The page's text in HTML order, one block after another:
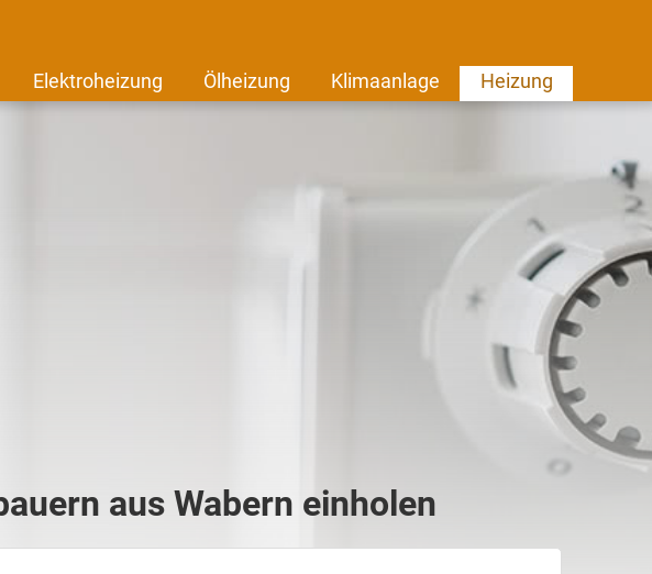
Elektroheizung Ölheizung Klimaanlage Heizung
aus Wabern einholen